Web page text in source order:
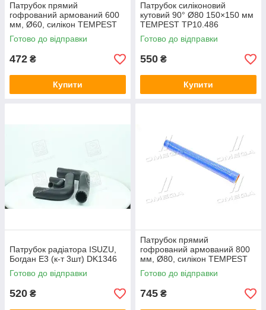
Патрубок прямий
гофрований армований 600
мм, Ø60, силікон TEMPEST
TP 10.513
Готово до відправки
472 ₴
Купити
Патрубок силіконовий
кутовий 90° Ø80 150×150 мм
TEMPEST TP10.486
Готово до відправки
550 ₴
Купити
Патрубок радіатора ISUZU,
Богдан Е3 (к-т 3шт) DK1346
Готово до відправки
520 ₴
Патрубок прямий
гофрований армований 800
мм, Ø80, силікон TEMPEST
TP 10.536
Готово до відправки
745 ₴